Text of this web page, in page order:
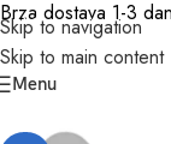
Skip to navigation
Skip to main content
Brza dostava 1-3
Menu